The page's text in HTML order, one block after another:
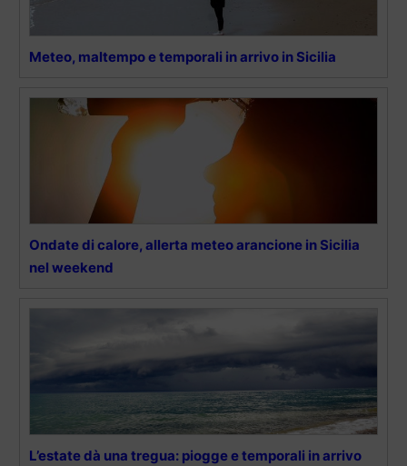
Meteo, maltempo e temporali in arrivo in Sicilia
Ondate di calore, allerta meteo arancione in Sicilia
nel weekend
L’estate dà una tregua: piogge e temporali in arrivo